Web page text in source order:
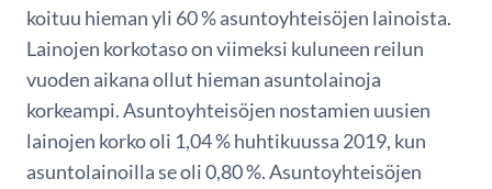
koituu hieman yli 60 % asuntoyhteisöjen lainoista.
Lainojen korkotaso on viimeksi kuluneen reilun
vuoden aikana ollut hieman asuntolainoja
korkeampi. Asuntoyhteisöjen nostamien uusien
lainojen korko oli 1,04 % huhtikuussa 2019, kun
asuntolainoilla se oli 0,80 %. Asuntoyhteisöjen